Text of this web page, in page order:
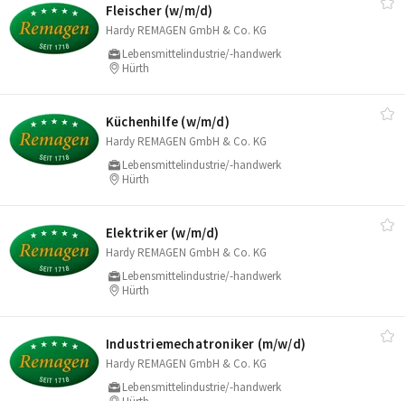
Fleischer (w/​m/​d)
Hardy REMAGEN GmbH & Co. KG
Lebensmittelindustrie/-handwerk
Hürth
Küchenhilfe (w/​m/​d)
Hardy REMAGEN GmbH & Co. KG
Lebensmittelindustrie/-handwerk
Hürth
Elektriker (w/​m/​d)
Hardy REMAGEN GmbH & Co. KG
Lebensmittelindustrie/-handwerk
Hürth
Industriemechatroniker (m/​w/​d)
Hardy REMAGEN GmbH & Co. KG
Lebensmittelindustrie/-handwerk